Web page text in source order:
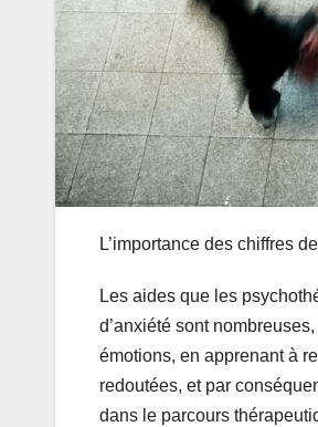
L’importance des chiffres
Les aides que les
d’anxiété sont
émotions, en apprenant à
redoutées, et par
dans le parcours